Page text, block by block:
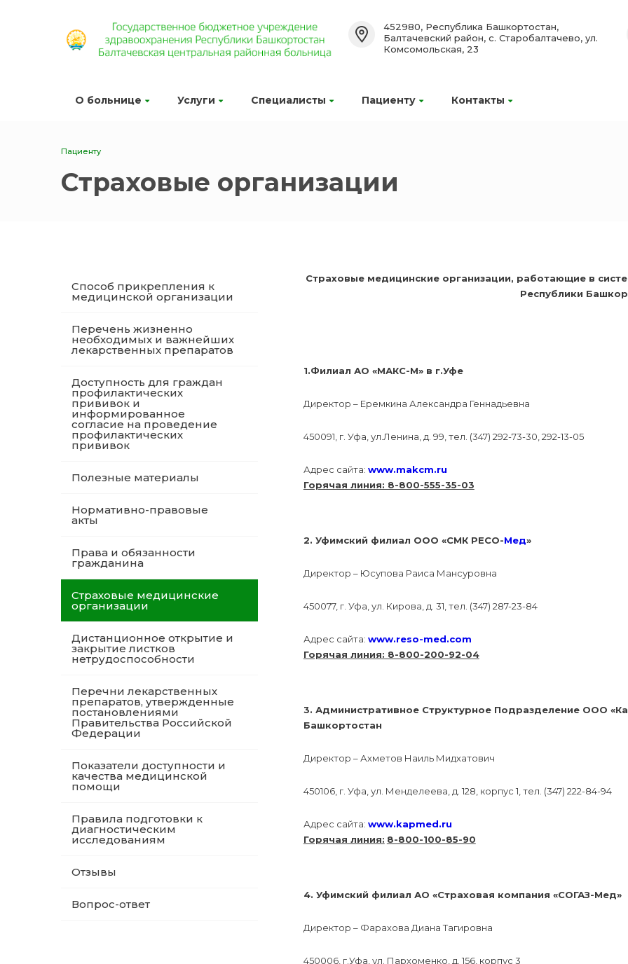
О больнице Услуги Специалисты Пациенту Контакты
452980, Республика Башкортостан,
Балтачевский район, с. Старобалтачево, ул.
Комсомольская, 23
Пациенту
Страховые организации
Способ прикрепления к
медицинской организации
Перечень жизненно
необходимых и важнейших
лекарственных препаратов
Доступность для граждан
профилактических
прививок и
информированное
согласие на проведение
профилактических
прививок
Полезные материалы
Нормативно-правовые
акты
Права и обязанности
гражданина
Страховые медицинские
организации
Дистанционное открытие и
закрытие листков
нетрудоспособности
Перечни лекарственных
препаратов, утвержденные
постановлениями
Правительства Российской
Федерации
Показатели доступности и
качества медицинской
помощи
Правила подготовки к
диагностическим
исследованиям
Отзывы
Вопрос-ответ
Страховые медицинские организации, работающие в
Республики
1.Филиал АО «МАКС-М» в г.Уфе
Директор – Еремкина Александра Геннадьевна
450091, г. Уфа, ул.Ленина, д. 99, тел. (347) 292-73-30, 292-13-05
Адрес сайта: www.makcm.ru
Горячая линия: 8-800-555-35-03
2. Уфимский филиал ООО «СМК РЕСО-Мед»
Директор – Юсупова Раиса Мансуровна
450077, г. Уфа, ул. Кирова, д. 31, тел. (347) 287-23-84
Адрес сайта: www.reso-med.com
Горячая линия: 8-800-200-92-04
3. Административное Структурное Подразделение ООО
Башкортостан
Директор – Ахметов Наиль Мидхатович
450106, г. Уфа, ул. Менделеева, д. 128, корпус 1, тел. (347) 222-84-94
Адрес сайта: www.kapmed.ru
Горячая линия: 8-800-100-85-90
4. Уфимский филиал АО «Страховая компания «СОГАЗ-Мед»
Директор – Фарахова Диана Тагировна
450006, г.Уфа, ул. Пархоменко, д. 156, корпус 3